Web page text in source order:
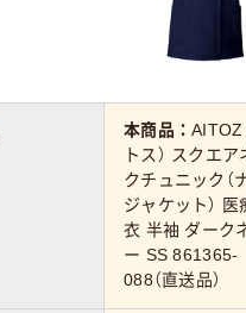
本商品：AITOZ
トス） スクエア
クチュニック（
ジャケット） 医
衣 半袖 ダーク
ー SS 861365-
088（直送品）